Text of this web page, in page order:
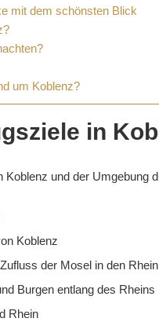
mit dem schönsten Blick
um Koblenz?
in
Koblenz und der Umgebung
Koblenz
der Mosel in den Rhein
Burgen entlang des Rheins
Rhein